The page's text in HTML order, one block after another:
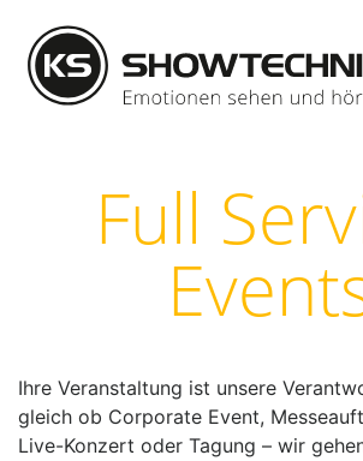
Full
Ihre Veranstaltung ist unsere
gleich ob Corporate Event,
Live-Konzert oder Tagung – wir